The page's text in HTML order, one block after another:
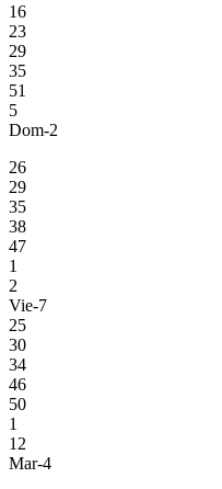
16
23
29
35
51
5
Dom-2
26
29
35
38
47
1
2
Vie-7
25
30
34
46
50
1
12
Mar-4